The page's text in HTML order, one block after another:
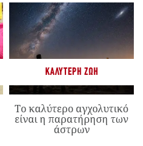
ΚΑΛΎΤΕΡΗ ΖΩΉ
Το καλύτερο αγχολυτικό
είναι η παρατήρηση των
άστρων